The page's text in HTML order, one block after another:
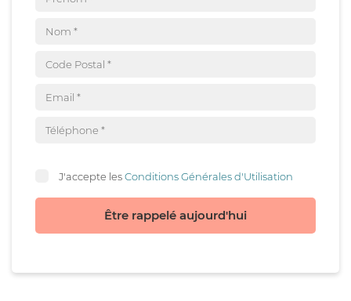
J'accepte lesConditions Générales d'Utilisation
Être rappelé aujourd'hui